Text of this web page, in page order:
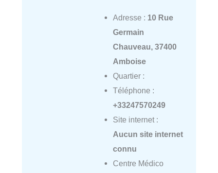
Adresse : 10 Rue
Germain
Chauveau, 37400
Amboise
Quartier :
Téléphone :
+33247570249
Site internet :
Aucun site internet
connu
Centre Médico